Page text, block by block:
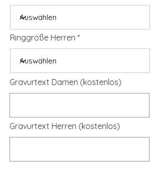
Ringgröße Herren
Gravurtext Damen (kostenlos)
Gravurtext Herren (kostenlos)